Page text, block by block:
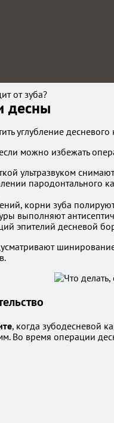
от зуба?
десны
углубление
можно избежать
ультразвуком
пародонтального
корни зуба
выполняют
эпителий десневой
, когда зубодесневой
Во время операции